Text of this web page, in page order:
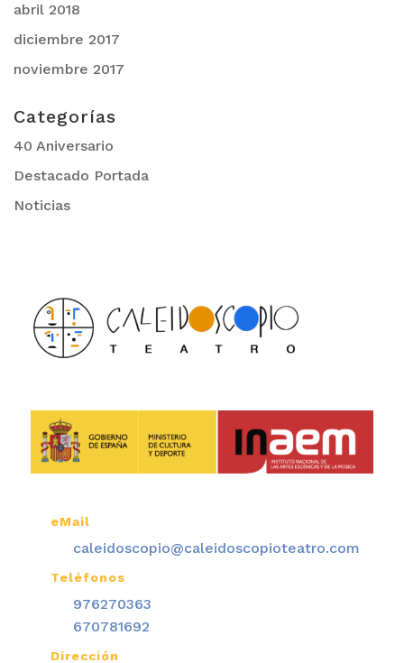
abril 2018
diciembre 2017
noviembre 2017
Categorías
40 Aniversario
Destacado Portada
Noticias
eMail
caleidoscopio@caleidoscopioteatro.com
Teléfonos
976270363
670781692
Dirección